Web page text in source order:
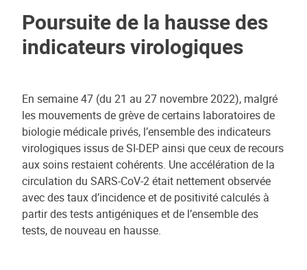
Poursuite de la hausse des
indicateurs virologiques
En semaine 47 (du 21 au 27 novembre 2022), malgré
les mouvements de grève de certains laboratoires de
biologie médicale privés, l’ensemble des indicateurs
virologiques issus de SI-DEP ainsi que ceux de recours
aux soins restaient cohérents. Une accélération de la
circulation du SARS-CoV-2 était nettement observée
avec des taux d’incidence et de positivité calculés à
partir des tests antigéniques et de l’ensemble des
tests, de nouveau en hausse.